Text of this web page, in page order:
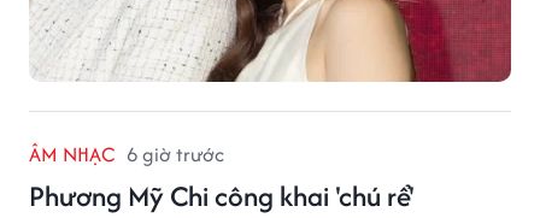
ÂM NHẠC 6 giờ trước
Phương Mỹ Chi công khai 'chú rể'